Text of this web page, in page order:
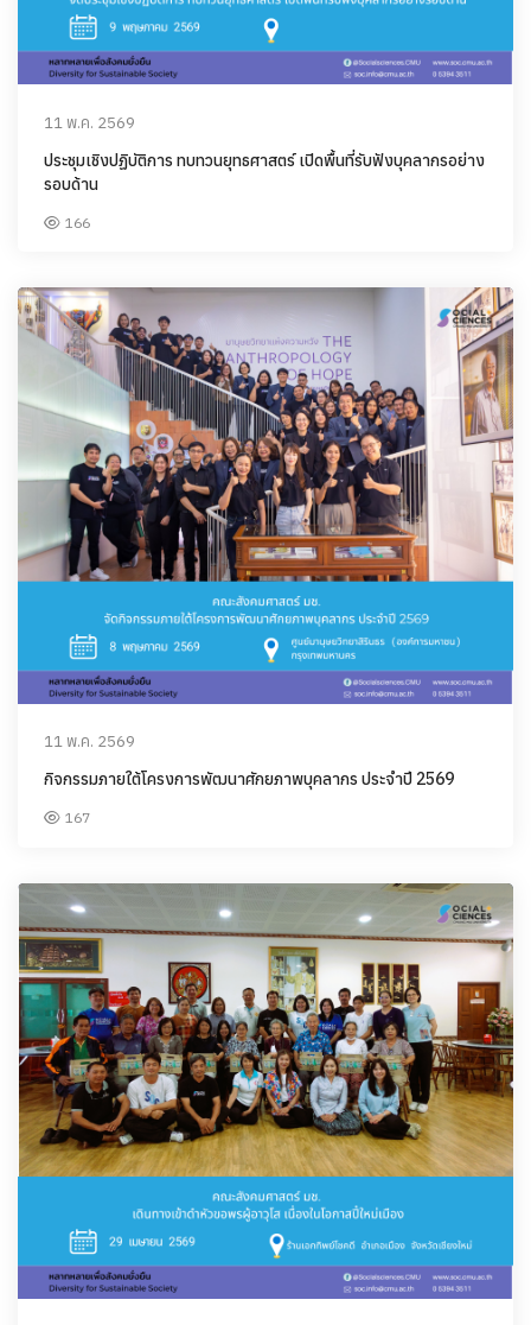
11 พ.ค. 2569
ประชุมเชิงปฏิบัติการ ทบทวนยุทธศาสตร์ เปิดพื้นที่รับฟังบุคลากรอย่าง
รอบด้าน
166
11 พ.ค. 2569
กิจกรรมภายใต้โครงการพัฒนาศักยภาพบุคลากร ประจำปี 2569
167